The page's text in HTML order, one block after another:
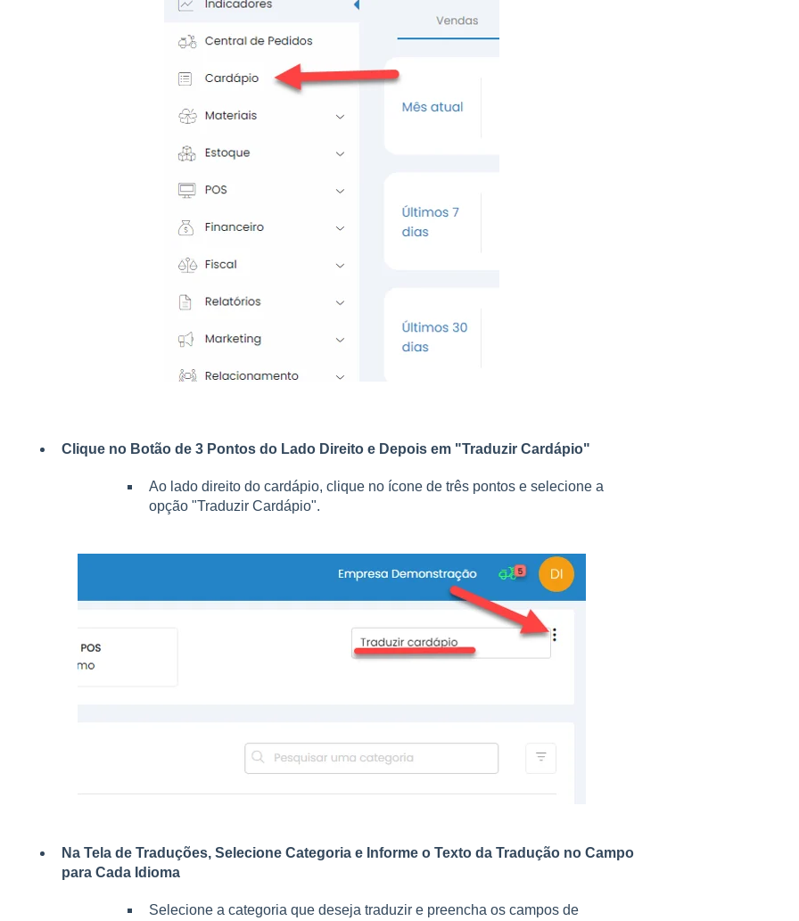
Clique no Botão de 3 Pontos do Lado Direito e Depois em "Traduzir Cardápio"
Ao lado direito do cardápio, clique no ícone de três pontos e selecione a
opção "Traduzir Cardápio".
Na Tela de Traduções, Selecione Categoria e Informe o Texto da Tradução no Campo
para Cada Idioma
Selecione a categoria que deseja traduzir e preencha os campos de